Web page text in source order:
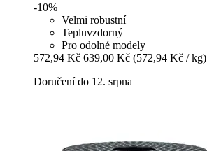
-10%
Velmi robustní
Tepluvzdorný
Pro odolné modely
572,94 Kč 639,00 Kč (572,94 Kč / kg)
Doručení do 12. srpna